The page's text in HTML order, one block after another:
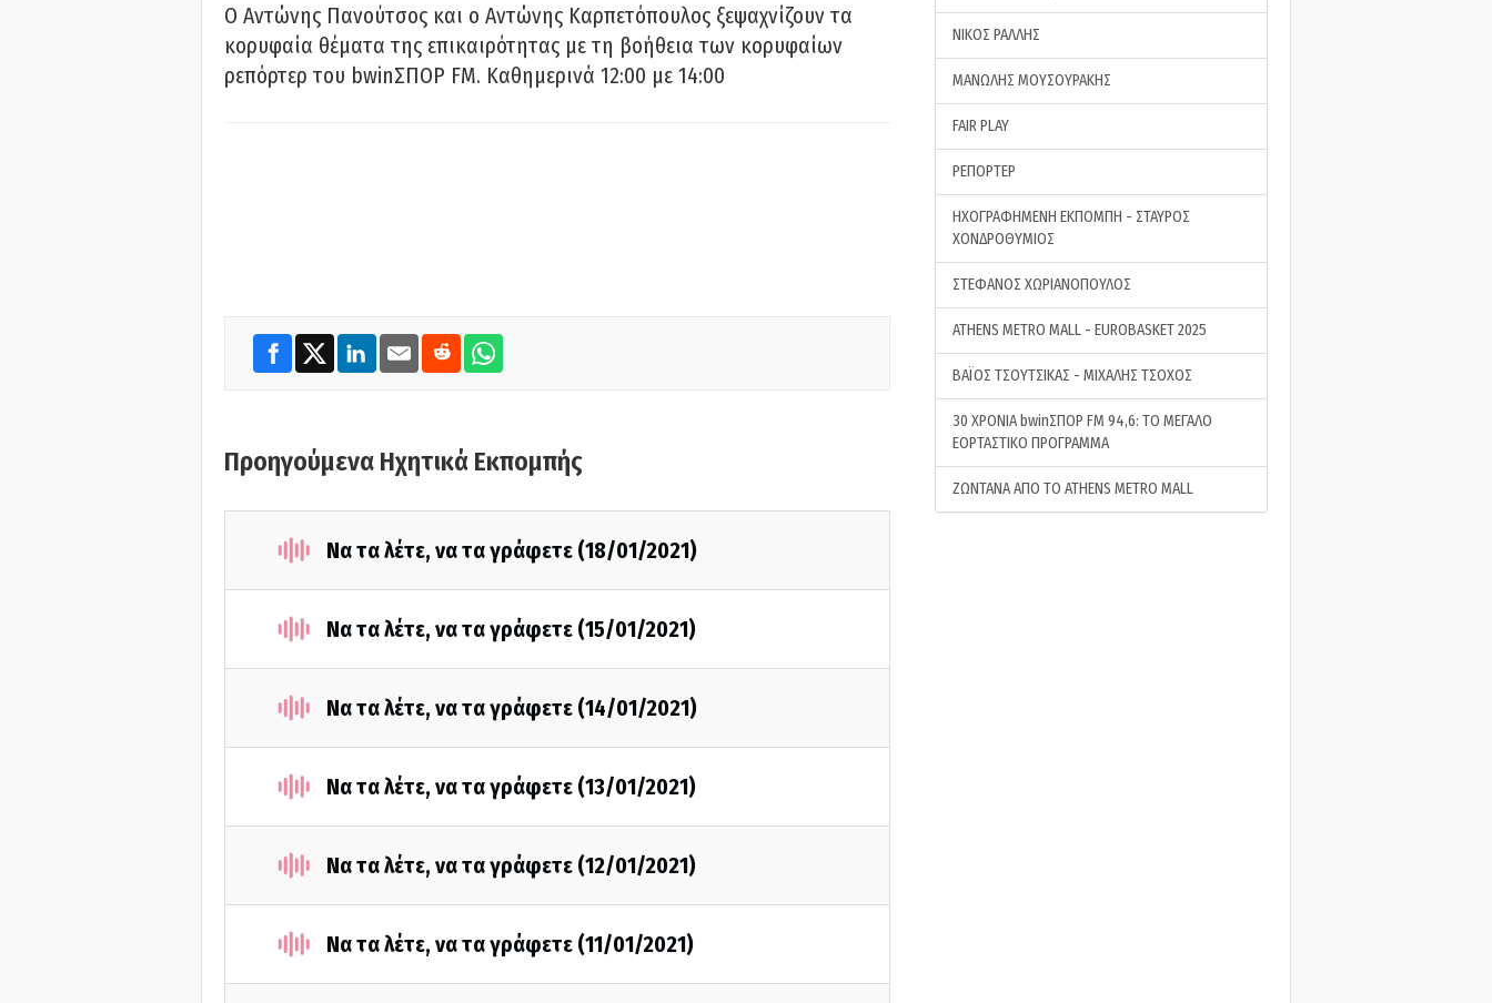
Ο Αντώνης Πανούτσος και ο Αντώνης Καρπετόπουλος ξεψαχνίζουν τα
κορυφαία θέματα της επικαιρότητας με τη βοήθεια των κορυφαίων
ρεπόρτερ του bwinΣΠΟΡ FM. Καθημερινά 12:00 με 14:00
Προηγούμενα Ηχητικά Εκπομπής
Να τα λέτε, να τα γράφετε (18/01/2021)
Να τα λέτε, να τα γράφετε (15/01/2021)
Να τα λέτε, να τα γράφετε (14/01/2021)
Να τα λέτε, να τα γράφετε (13/01/2021)
Να τα λέτε, να τα γράφετε (12/01/2021)
Να τα λέτε, να τα γράφετε (11/01/2021)
ΝΙΚΟΣ ΡΑΛΛΗΣ
ΜΑΝΩΛΗΣ ΜΟΥΣΟΥΡΑΚΗΣ
FAIR PLAY
ΡΕΠΟΡΤΕΡ
ΗΧΟΓΡΑΦΗΜΕΝΗ ΕΚΠΟΜΠΗ - ΣΤΑΥΡΟΣ
ΧΟΝΔΡΟΘΥΜΙΟΣ
ΣΤΕΦΑΝΟΣ ΧΩΡΙΑΝΟΠΟΥΛΟΣ
ATHENS METRO MALL - EUROBASKET 2025
ΒΑΪΟΣ ΤΣΟΥΤΣΙΚΑΣ - ΜΙΧΑΛΗΣ ΤΣΟΧΟΣ
30 ΧΡΟΝΙΑ bwinΣΠΟΡ FM 94,6: ΤΟ ΜΕΓΑΛΟ
ΕΟΡΤΑΣΤΙΚΟ ΠΡΟΓΡΑΜΜΑ
ΖΩΝΤΑΝΑ ΑΠΟ ΤΟ ATHENS METRO MALL